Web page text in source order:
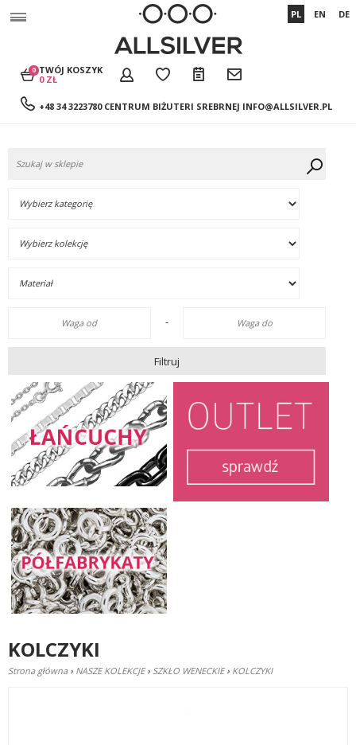
+48 34 3223780 CENTRUM BIŻUTERI SREBRNEJ INFO@ALLSILVER.PL
TWÓJ KOSZYK
0 ZŁ
0
PL EN DE
-
Filtruj
KOLCZYKI
Strona główna › NASZE KOLEKCJE › SZKŁO WENECKIE › KOLCZYKI